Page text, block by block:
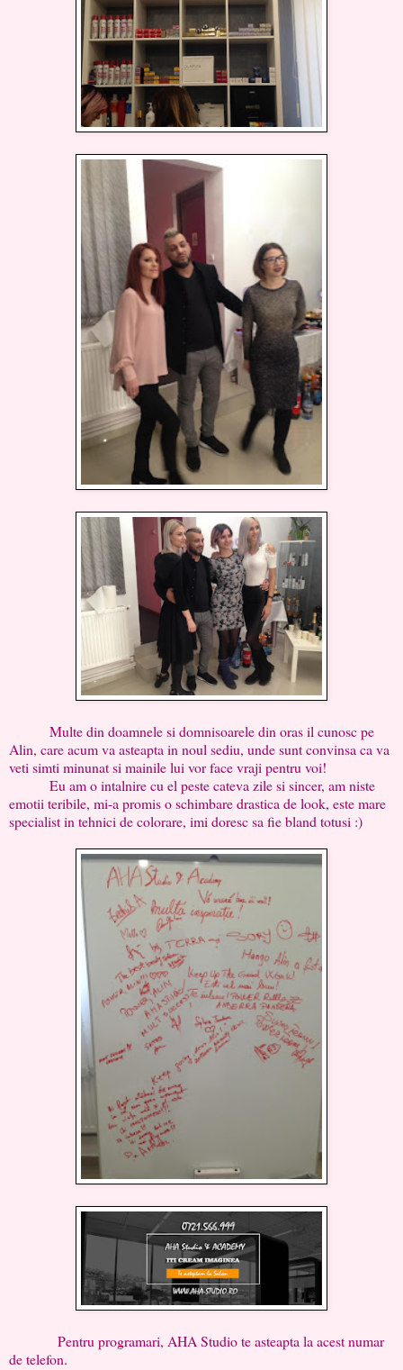
Multe din doamnele si domnisoarele din oras il cunosc pe
Alin, care acum va asteapta in noul sediu, unde sunt convinsa ca va
veti simti minunat si mainile lui vor face vraji pentru voi!
Eu am o intalnire cu el peste cateva zile si sincer, am niste
emotii teribile, mi-a promis o schimbare drastica de look, este mare
specialist in tehnici de colorare, imi doresc sa fie bland totusi :)
Pentru programari, AHA Studio te asteapta la acest numar
de telefon.